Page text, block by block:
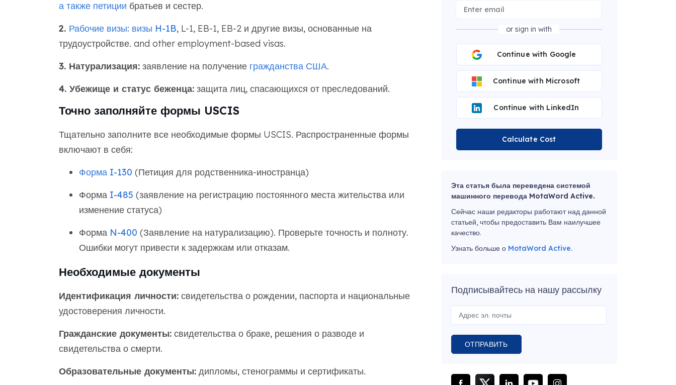
а также петиции братьев и сестер.
2. Рабочие визы: визы H-1B, L-1, EB-1, EB-2 и другие визы, основанные на
трудоустройстве. and other employment-based visas.
3. Натурализация:заявление на получение гражданства США.
4. Убежище и статус беженца:защита лиц, спасающихся от преследований.
Точно заполняйте формы USCIS
Тщательно заполните все необходимые формы USCIS. Распространенные формы
включают в себя:
Форма I-130 (Петиция для родственника-иностранца)
Форма I-485 (заявление на регистрацию постоянного места жительства или
изменение статуса)
Форма N-400 (Заявление на натурализацию). Проверьте точность и полноту.
Ошибки могут привести к задержкам или отказам.
Необходимые документы
Идентификация личности:свидетельства о рождении, паспорта и национальные
удостоверения личности.
Гражданские документы:свидетельства о браке, решения о разводе и
свидетельства о смерти.
Образовательные документы:дипломы, стенограммы и сертификаты.
or sign in with
Continue with Google
Continue with Microsoft
Continue with LinkedIn
Calculate Cost
Эта статья была переведена системой
машинного перевода MotaWord Active.
Сейчас наши редакторы работают над данной
статьей, чтобы предоставить Вам наилучшее
качество.
Узнать больше о MotaWord Active.
Подписывайтесь на нашу рассылку
ОТПРАВИТЬ